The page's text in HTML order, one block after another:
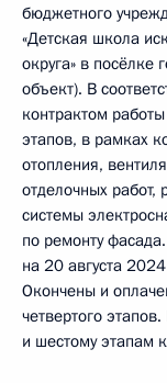
бюджетного
«Детская школа
округа» в посёлке
объект). В
контрактом
этапов, в рамках
отопления,
отделочных работ,
системы
по ремонту
на 20 августа
Окончены и
четвертого
и шестому этапам